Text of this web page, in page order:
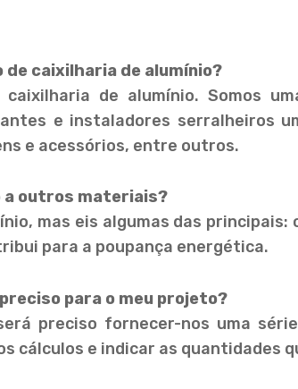
caixilharia de alumínio?
de alumínio. Somos
e instaladores serralheiros
e acessórios, entre outros.
a outros materiais?
mas eis algumas das principais:
para a poupança energética.
para o meu projeto?
preciso fornecer-nos uma
cálculos e indicar as quantidades